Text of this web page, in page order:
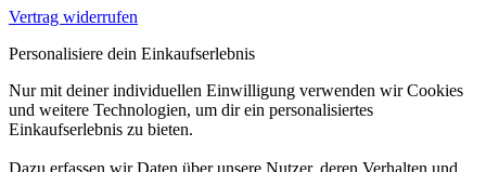
Vertrag widerrufen
Personalisiere dein Einkaufserlebnis
Nur mit deiner individuellen Einwilligung verwenden wir Cookies
und weitere Technologien, um dir ein personalisiertes
Einkaufserlebnis zu bieten.
Dazu erfassen wir Daten über unsere Nutzer, deren Verhalten und